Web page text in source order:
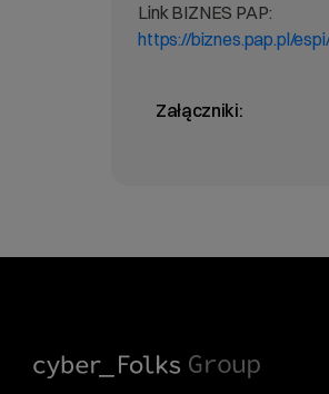
Link BIZNES PAP:
https://biznes.pap.pl/
Załączniki: